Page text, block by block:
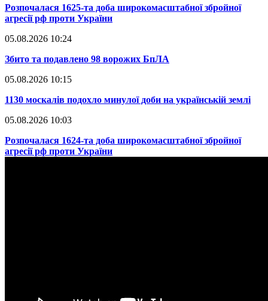
​Розпочалася 1625-та доба широкомасштабної збройної
агресії рф проти України
05.08.2026 10:24
​Збито та подавлено 98 ворожих БпЛА
05.08.2026 10:15
​1130 москалів подохло минулої доби на українській землі
05.08.2026 10:03
​Розпочалася 1624-та доба широкомасштабної збройної
агресії рф проти України